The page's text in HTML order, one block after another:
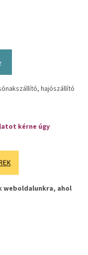
hajószállító
kérne úgy
weboldalunkra, ahol